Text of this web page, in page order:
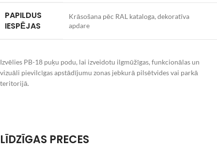
PAPILDUS
IESPĒJAS
Krāsošana pēc RAL kataloga, dekoratīva
apdare
Izvēlies PB-18 puķu podu, lai izveidotu ilgmūžīgas, funkcionālas un
vizuāli pievilcīgas apstādījumu zonas jebkurā pilsētvides vai parkā
teritorijā.
LĪDZĪGAS PRECES